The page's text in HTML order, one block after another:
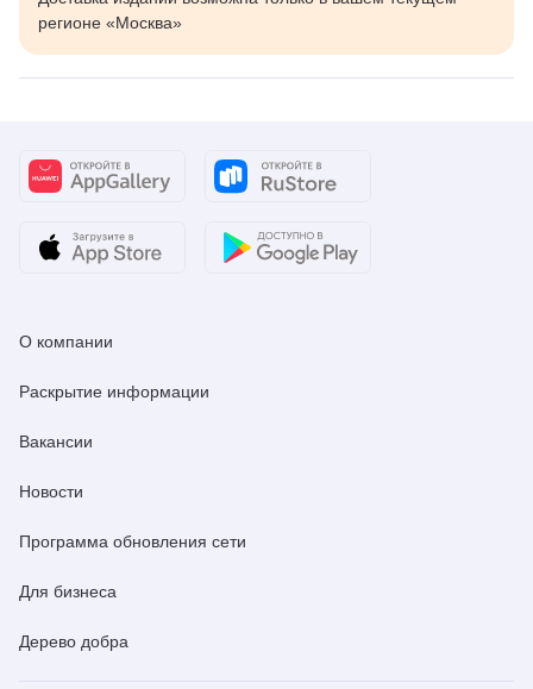
регионе «Москва»
О компании
Раскрытие информации
Вакансии
Новости
Программа обновления сети
Для бизнеса
Дерево добра